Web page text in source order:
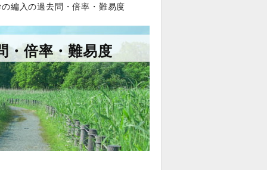
編入の過去問・倍率・難易度
・倍率・難易度